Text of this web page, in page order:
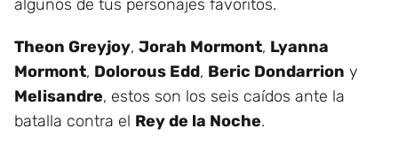
algunos de tus personajes favoritos.
Theon Greyjoy, Jorah Mormont, Lyanna
Mormont, Dolorous Edd, Beric Dondarrion y
Melisandre, estos son los seis caídos ante la
batalla contra el Rey de la Noche.